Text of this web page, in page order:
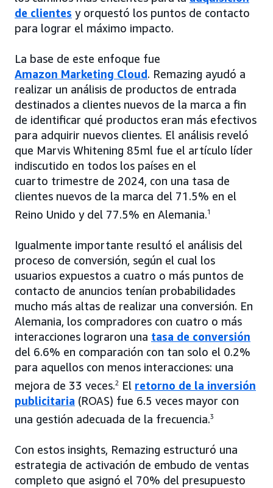
de clientes y orquestó los puntos de contacto
para lograr el máximo impacto.
La base de este enfoque fue
Amazon Marketing Cloud. Remazing ayudó a
realizar un análisis de productos de entrada
destinados a clientes nuevos de la marca a fin
de identificar qué productos eran más efectivos
para adquirir nuevos clientes. El análisis reveló
que Marvis Whitening 85ml fue el artículo líder
indiscutido en todos los países en el
cuarto trimestre de 2024, con una tasa de
clientes nuevos de la marca del 71.5% en el
Reino Unido y del 77.5% en Alemania.1
Igualmente importante resultó el análisis del
proceso de conversión, según el cual los
usuarios expuestos a cuatro o más puntos de
contacto de anuncios tenían probabilidades
mucho más altas de realizar una conversión. En
Alemania, los compradores con cuatro o más
interacciones lograron una tasa de conversión
del 6.6% en comparación con tan solo el 0.2%
para aquellos con menos interacciones: una
mejora de 33 veces.2 El retorno de la inversión
publicitaria (ROAS) fue 6.5 veces mayor con
una gestión adecuada de la frecuencia.3
Con estos insights, Remazing estructuró una
estrategia de activación de embudo de ventas
completo que asignó el 70% del presupuesto